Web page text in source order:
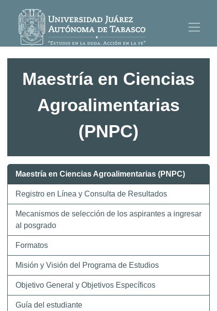
Maestría en Ciencias
Agroalimentarias
(PNPC)
Maestría en Ciencias Agroalimentarias (PNPC)
Registro en Línea y Consulta de Resultados
Mecanismos de selección de los aspirantes a ingresar
al posgrado
Formatos
Misión y Visión del Programa de Estudios
Objetivo General y Objetivos Específicos
Guía del estudiante